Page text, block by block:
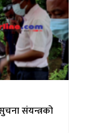
संयन्त्रको